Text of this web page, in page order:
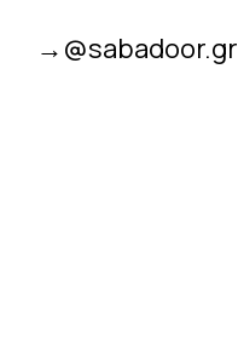
→@sabadoor.gr